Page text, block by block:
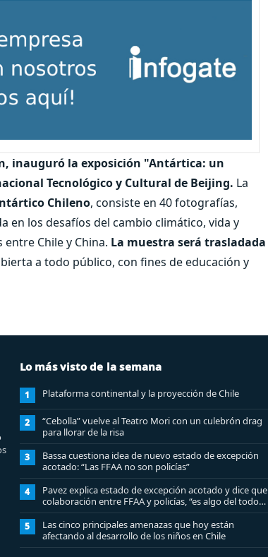
inauguró la exposición "Antártica: un
Tecnológico y Cultural de Beijing. La
Chileno, consiste en 40 fotografías,
en los desafíos del cambio climático, vida y
Chile y China. La muestra será trasladada
a todo público, con fines de educación y
Lo más visto de la semana
1 Plataforma continental y la proyección de Chile
2
“Cebolla” vuelve al Teatro Mori con un culebrón drag
para llorar de la risa
3
Bassa cuestiona idea de nuevo estado de excepción
acotado: “Las FFAA no son policías”
4
Pavez explica estado de excepción acotado y dice que
colaboración entre FFAA y policías, “es algo del todo
pertinente analizar”
5
Las cinco principales amenazas que hoy están
afectando al desarrollo de los niños en Chile